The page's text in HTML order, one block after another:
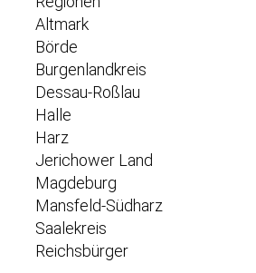
Altmark
Börde
Burgenlandkreis
Dessau-Roßlau
Halle
Harz
Jerichower Land
Magdeburg
Mansfeld-Südharz
Saalekreis
Reichsbürger